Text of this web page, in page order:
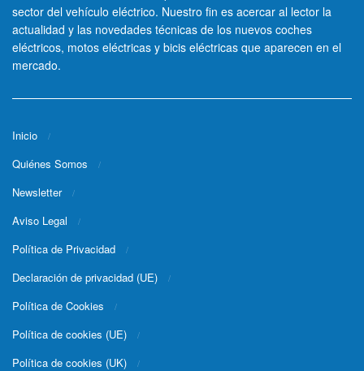
sector del vehículo eléctrico. Nuestro fin es acercar al lector la
actualidad y las novedades técnicas de los nuevos coches
eléctricos, motos eléctricas y bicis eléctricas que aparecen en el
mercado.
Inicio
Quiénes Somos
Newsletter
Aviso Legal
Política de Privacidad
Declaración de privacidad (UE)
Política de Cookies
Política de cookies (UE)
Política de cookies (UK)